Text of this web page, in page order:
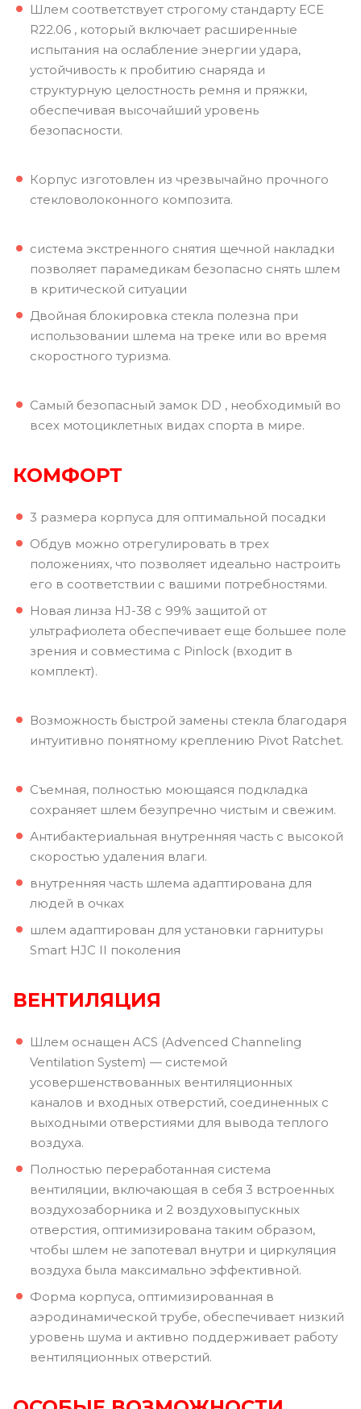
Шлем соответствует строгому стандарту ECE
R22.06 , который включает расширенные
испытания на ослабление энергии удара,
устойчивость к пробитию снаряда и
структурную целостность ремня и пряжки,
обеспечивая высочайший уровень
безопасности.
Корпус изготовлен из чрезвычайно прочного
стекловолоконного композита.
система экстренного снятия щечной накладки
позволяет парамедикам безопасно снять шлем
в критической ситуации
Двойная блокировка стекла полезна при
использовании шлема на треке или во время
скоростного туризма.
Самый безопасный замок DD , необходимый во
всех мотоциклетных видах спорта в мире.
КОМФОРТ
3 размера корпуса для оптимальной посадки
Обдув можно отрегулировать в трех
положениях, что позволяет идеально настроить
его в соответствии с вашими потребностями.
Новая линза HJ-38 с 99% защитой от
ультрафиолета обеспечивает еще большее поле
зрения и совместима с Pinlock (входит в
комплект).
Возможность быстрой замены стекла благодаря
интуитивно понятному креплению Pivot Ratchet.
Съемная, полностью моющаяся подкладка
сохраняет шлем безупречно чистым и свежим.
Антибактериальная внутренняя часть с высокой
скоростью удаления влаги.
внутренняя часть шлема адаптирована для
людей в очках
шлем адаптирован для установки гарнитуры
Smart HJC II поколения
ВЕНТИЛЯЦИЯ
Шлем оснащен ACS (Advenced Channeling
Ventilation System) — системой
усовершенствованных вентиляционных
каналов и входных отверстий, соединенных с
выходными отверстиями для вывода теплого
воздуха.
Полностью переработанная система
вентиляции, включающая в себя 3 встроенных
воздухозаборника и 2 воздуховыпускных
отверстия, оптимизирована таким образом,
чтобы шлем не запотевал внутри и циркуляция
воздуха была максимально эффективной.
Форма корпуса, оптимизированная в
аэродинамической трубе, обеспечивает низкий
уровень шума и активно поддерживает работу
вентиляционных отверстий.